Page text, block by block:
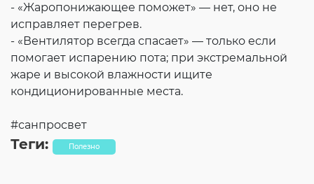
- «Жаропонижающее поможет» — нет, оно не
исправляет перегрев.
- «Вентилятор всегда спасает» — только если
помогает испарению пота; при экстремальной
жаре и высокой влажности ищите
кондиционированные места.
#санпросвет
Теги: Полезно